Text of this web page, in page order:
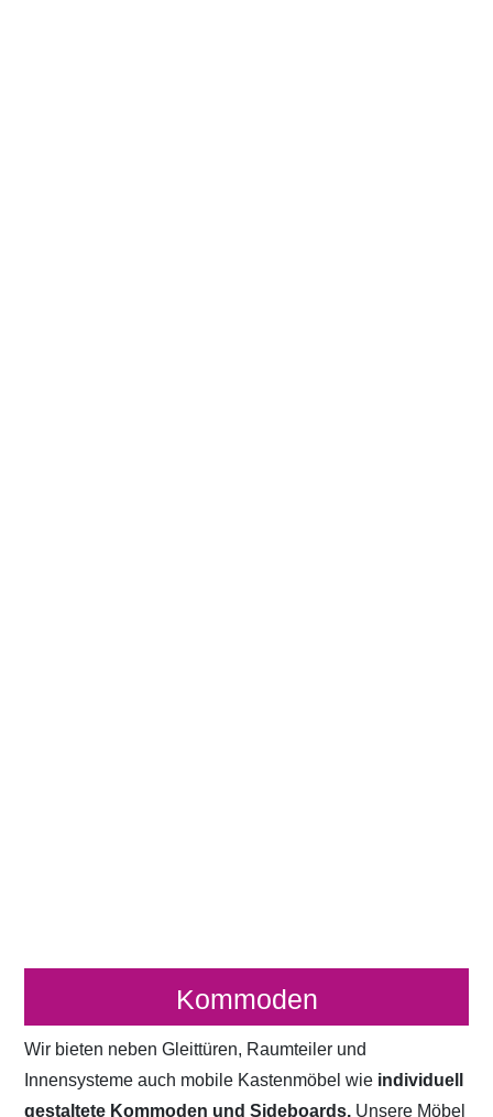
Kommoden
Wir bieten neben Gleittüren, Raumteiler und
Innensysteme auch mobile Kastenmöbel wie individuell
gestaltete Kommoden und Sideboards. Unsere Möbel